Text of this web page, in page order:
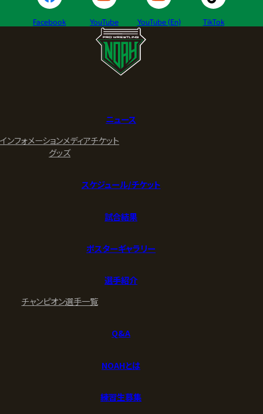
Facebook YouTube YouTube (En) TikTok
ニュース
インフォメーションメディアチケット
グッズ
スケジュール/チケット
試合結果
ポスターギャラリー
選手紹介
チャンピオン選手一覧
Q&A
NOAHとは
練習生募集